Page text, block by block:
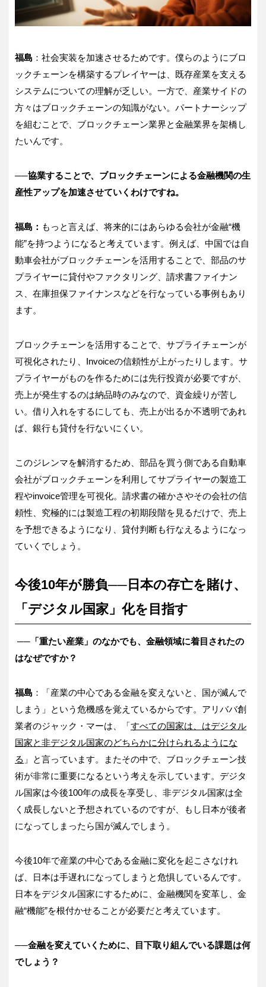
福島 ：社会実装を加速させるためです。僕らのようにブロ
ックチェーンを構築するプレイヤーは、既存産業を支える
システムについての理解が乏しい。一方で、産業サイドの
方々はブロックチェーンの知識がない。パートナーシップ
を組むことで、ブロックチェーン業界と金融業界を架橋し
たいんです。
──協業することで、ブロックチェーンによる金融機関の生
産性アップを加速させていくわけですね。
福島： もっと言えば、将来的にはあらゆる会社が金融“機
能”を持つようになると考えています。例えば、中国では自
動車会社がブロックチェーンを活用することで、部品のサ
プライヤーに貸付やファクタリング、請求書ファイナン
ス、在庫担保ファイナンスなどを行なっている事例もあり
ます。
ブロックチェーンを活用することで、サプライチェーンが
可視化されたり、Invoiceの信頼性が上がったりします。サ
プライヤーがものを作るためには先行投資が必要ですが、
売上が発生するのは納品時のみなので、資金繰りが苦し
い。借り入れをするにしても、売上が出るか不透明であれ
ば、銀行も貸付を行ないにくい。
このジレンマを解消するため、部品を買う側である自動車
会社がブロックチェーンを利用してサプライヤーの製造工
程やinvoice管理を可視化。請求書の確かさやその会社の信
頼性、究極的には製造工程の初期段階を見るだけで、売上
を予想できるようになり、貸付判断も行なえるようになっ
ていくでしょう。
今後10年が勝負──日本の存亡を賭け、
「デジタル国家」化を目指す
──「重たい産業」のなかでも、金融領域に着目されたの
はなぜですか？
福島 ：「産業の中心である金融を変えないと、国が滅んで
しまう」という危機感を覚えているからです。アリババ創
業者のジャック・マーは、「すべての国家は、はデジタル
国家と非デジタル国家のどちらかに分けられるようにな
る 」と言っています。またその中で、ブロックチェーン技
術が非常に重要になるという考えを示しています。デジタ
ル国家は今後100年の成長を享受し、非デジタル国家は全
く成長しないと予想されているのですが、もし日本が後者
になってしまったら国が滅んでしまう。
今後10年で産業の中心である金融に変化を起こさなけれ
ば、日本は手遅れになってしまうと危惧しているんです。
日本をデジタル国家にするために、金融機関を変革し、金
融“機能”を根付かせることが必要だと考えています。
──金融を変えていくために、目下取り組んでいる課題は何
でしょう？